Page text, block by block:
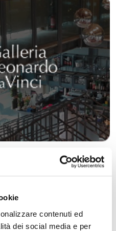
contenuti ed
dei social media e per